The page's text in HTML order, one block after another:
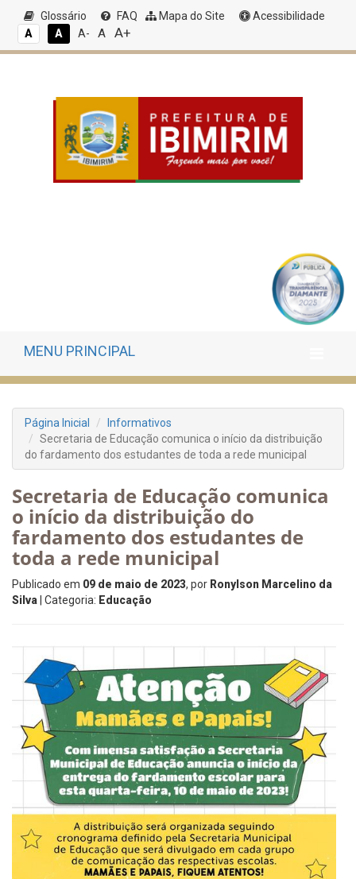
Glossário FAQ Mapa do Site
Acessibilidade
A
A A- A A+
MENU PRINCIPAL
Página Inicial
Informativos
Secretaria de Educação comunica o início da distribuição
do fardamento dos estudantes de toda a rede municipal
Secretaria de Educação comunica
o início da distribuição do
fardamento dos estudantes de
toda a rede municipal
Publicado em 09 de maio de 2023, por Ronylson Marcelino da
Silva | Categoria: Educação